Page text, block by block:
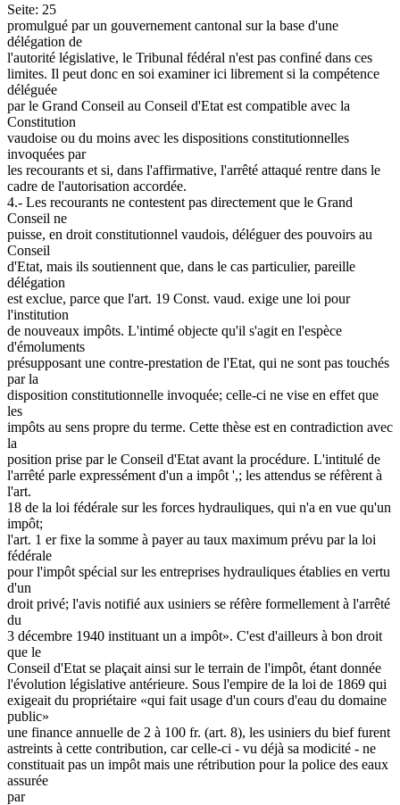
Seite: 25
promulgué par un gouvernement cantonal sur la base d'une
délégation de
l'autorité législative, le Tribunal fédéral n'est pas confiné dans ces
limites. Il peut donc en soi examiner ici librement si la compétence
déléguée
par le Grand Conseil au Conseil d'Etat est compatible avec la
Constitution
vaudoise ou du moins avec les dispositions constitutionnelles
invoquées par
les recourants et si, dans l'affirmative, l'arrêté attaqué rentre dans le
cadre de l'autorisation accordée.
4.- Les recourants ne contestent pas directement que le Grand
Conseil ne
puisse, en droit constitutionnel vaudois, déléguer des pouvoirs au
Conseil
d'Etat, mais ils soutiennent que, dans le cas particulier, pareille
délégation
est exclue, parce que l'art. 19 Const. vaud. exige une loi pour
l'institution
de nouveaux impôts. L'intimé objecte qu'il s'agit en l'espèce
d'émoluments
présupposant une contre-prestation de l'Etat, qui ne sont pas touchés
par la
disposition constitutionnelle invoquée; celle-ci ne vise en effet que
les
impôts au sens propre du terme. Cette thèse est en contradiction avec
la
position prise par le Conseil d'Etat avant la procédure. L'intitulé de
l'arrêté parle expressément d'un a impôt ',; les attendus se réfèrent à
l'art.
18 de la loi fédérale sur les forces hydrauliques, qui n'a en vue qu'un
impôt;
l'art. 1 er fixe la somme à payer au taux maximum prévu par la loi
fédérale
pour l'impôt spécial sur les entreprises hydrauliques établies en vertu
d'un
droit privé; l'avis notifié aux usiniers se réfère formellement à l'arrêté
du
3 décembre 1940 instituant un a impôt». C'est d'ailleurs à bon droit
que le
Conseil d'Etat se plaçait ainsi sur le terrain de l'impôt, étant donnée
l'évolution législative antérieure. Sous l'empire de la loi de 1869 qui
exigeait du propriétaire «qui fait usage d'un cours d'eau du domaine
public»
une finance annuelle de 2 à 100 fr. (art. 8), les usiniers du bief furent
astreints à cette contribution, car celle-ci - vu déjà sa modicité - ne
constituait pas un impôt mais une rétribution pour la police des eaux
assurée
par